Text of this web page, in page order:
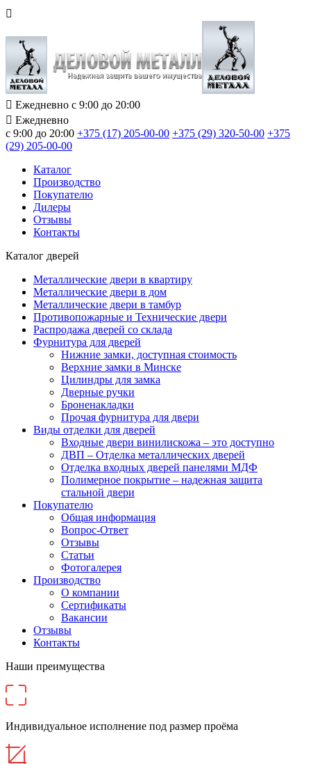
Ежедневно с 9:00 до 20:00
Ежедневно
с 9:00 до 20:00 +375 (17) 205-00-00 +375 (29) 320-50-00 +375
(29) 205-00-00
Каталог
Производство
Покупателю
Дилеры
Отзывы
Контакты
Каталог дверей
Металлические двери в квартиру
Металлические двери в дом
Металлические двери в тамбур
Противопожарные и Технические двери
Распродажа дверей со склада
Фурнитура для дверей
Нижние замки, доступная стоимость
Верхние замки в Минске
Цилиндры для замка
Дверные ручки
Броненакладки
Прочая фурнитура для двери
Виды отделки для дверей
Входные двери винилискожа – это доступно
ДВП – Отделка металлических дверей
Отделка входных дверей панелями МДФ
Полимерное покрытие – надежная защита
стальной двери
Покупателю
Общая информация
Вопрос-Ответ
Отзывы
Статьи
Фотогалерея
Производство
О компании
Сертификаты
Вакансии
Отзывы
Контакты
Наши преимущества
Индивидуальное исполнение под размер проёма